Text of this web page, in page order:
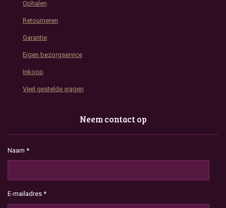
Ophalen
Retourneren
Garantie
Eigen bezorgservice
Inkoop
Veel gestelde vragen
Neem contact op
Naam *
E-mailadres *